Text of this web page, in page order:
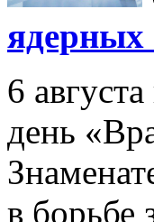
ядерных
6
день
в борьбе